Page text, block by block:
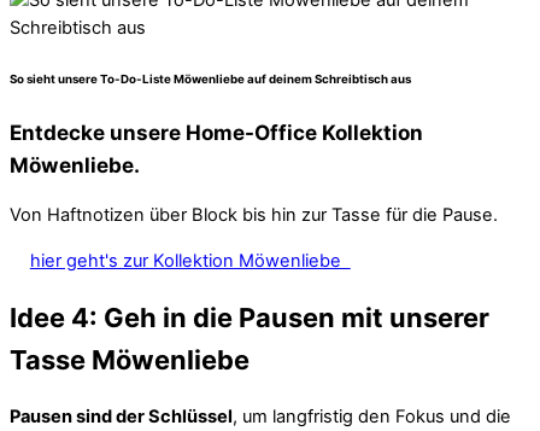
So sieht unsere To-Do-Liste Möwenliebe auf deinem Schreibtisch aus
Entdecke unsere Home-Office Kollektion
Möwenliebe.
Von Haftnotizen über Block bis hin zur Tasse für die Pause.
hier geht's zur Kollektion Möwenliebe
Idee 4: Geh in die Pausen mit unserer
Tasse Möwenliebe
Pausen sind der Schlüssel, um langfristig den Fokus und die